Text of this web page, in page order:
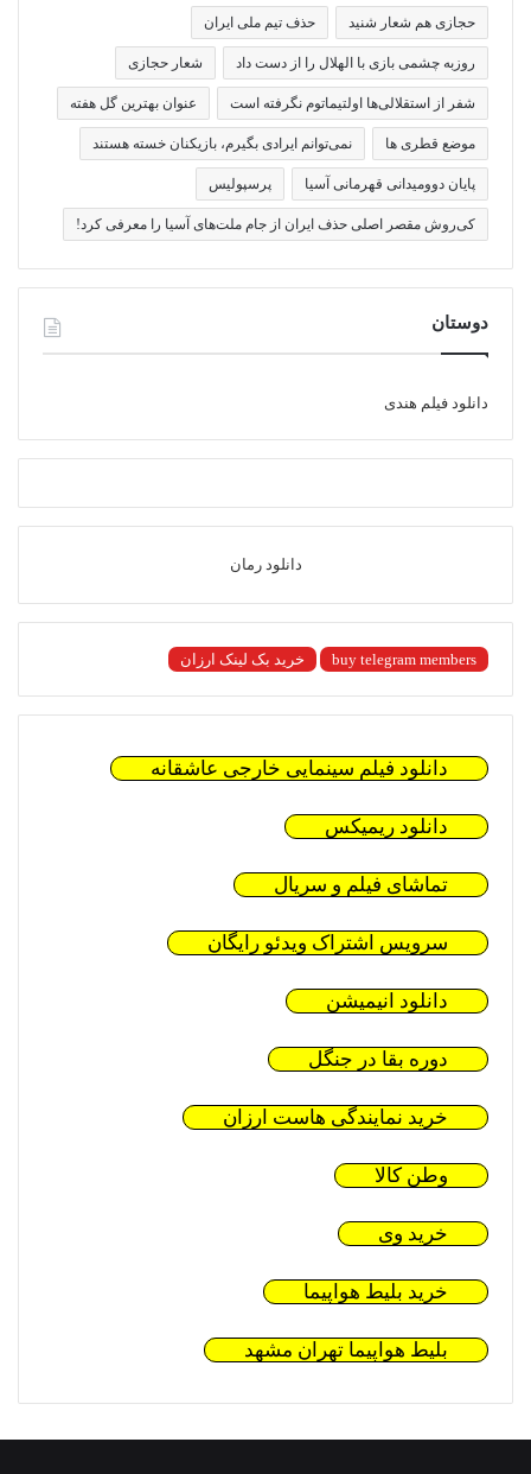
حجازی هم شعار شنید حذف تیم ملی ایران
روزبه چشمی بازی با الهلال را از دست داد شعار حجازی
شفر از استقلالی‌ها اولتیماتوم نگرفته است عنوان بهترین گل هفته
موضع قطری ها نمی‌توانم ایرادی بگیرم، بازیکنان خسته هستند
پایان دوومیدانی قهرمانی آسیا پرسپولیس
کی‌روش مقصر اصلی حذف ایران از جام ملت‌های آسیا را معرفی کرد!
دوستان
دانلود فیلم هندی
دانلود رمان
buy telegram members خرید بک لینک ارزان
دانلود فیلم سینمایی خارجی عاشقانه
دانلود ریمیکس
تماشای فیلم و سریال
سرویس اشتراک ویدئو رایگان
دانلود انیمیشن
دوره بقا در جنگل
خرید نمایندگی هاست ارزان
وطن کالا
خرید وی
خرید بلیط هواپیما
بلیط هواپیما تهران مشهد